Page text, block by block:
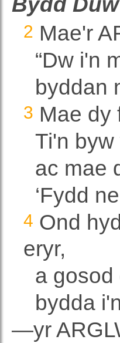
2 Mae'r
“Dw i'n
byddan
3 Mae dy
Ti'n
ac mae
‘Fydd
4 Ond
eryr,
a gosod
bydda
—yr